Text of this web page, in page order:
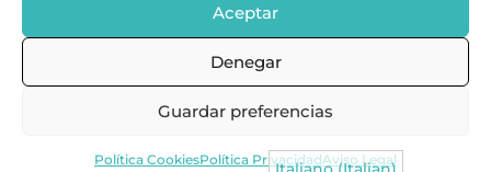
Aceptar
Denegar
Guardar preferencias
Política CookiesPolítica PrivacidadAviso Legal
costeras, y en las problemáticas públicas y privadas de la
insularidad ligadas al derecho, la arquitectura, el urbanismo y